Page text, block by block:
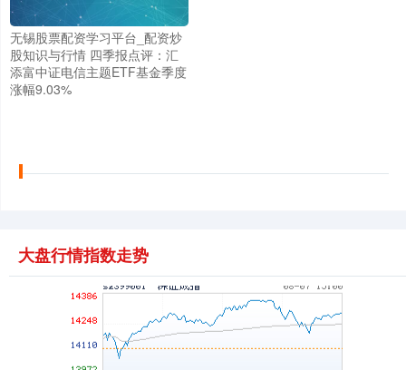
无锡股票配资学习平台_配资炒
股知识与行情 四季报点评：汇
添富中证电信主题ETF基金季度
涨幅9.03%
大盘行情指数走势
上证综指 3940.04